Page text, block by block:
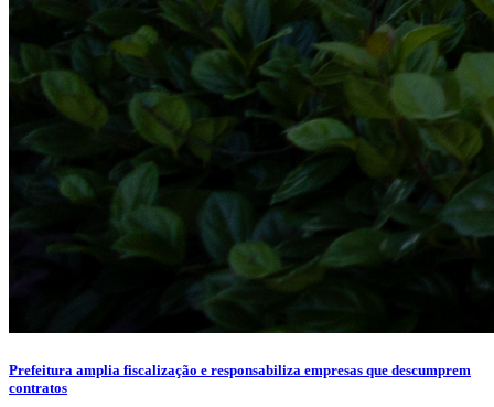
Prefeitura amplia fiscalização e responsabiliza empresas que descumprem
contratos